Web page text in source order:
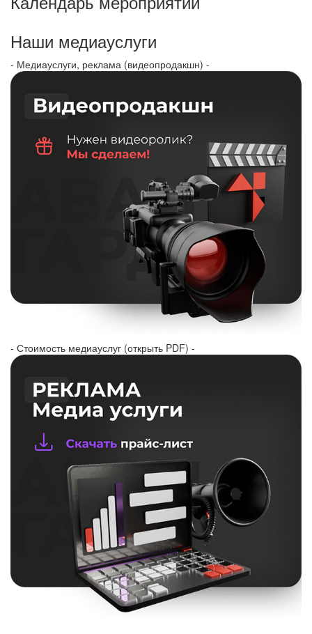
Наши медиауслуги
- Медиауслуги, реклама (видеопродакшн) -
- Стоимость медиауслуг (открыть PDF) -